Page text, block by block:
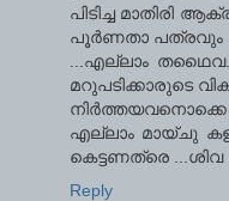
പിടിച്ച മാതിരി
പൂര്‍ണതാ പത്രവും
...എല്ലാം
മറുപടിക്കാരുടെ
എല്ലാം മായ്ചു
കെട്ടണത്രെ
Reply